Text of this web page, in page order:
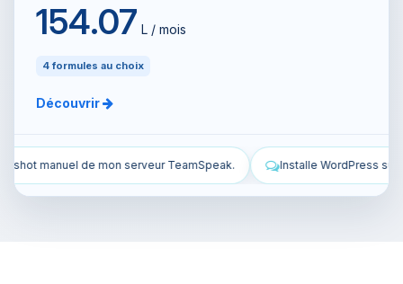
154.07 L / mois
4 formules au choix
Découvrir
Installe WordPress sur mon VPS et configure-le. Sécurise